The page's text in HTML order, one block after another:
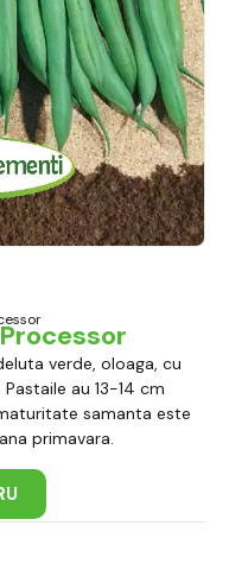
verde, oloaga, cu
au 13-14 cm
samanta este
primavara.